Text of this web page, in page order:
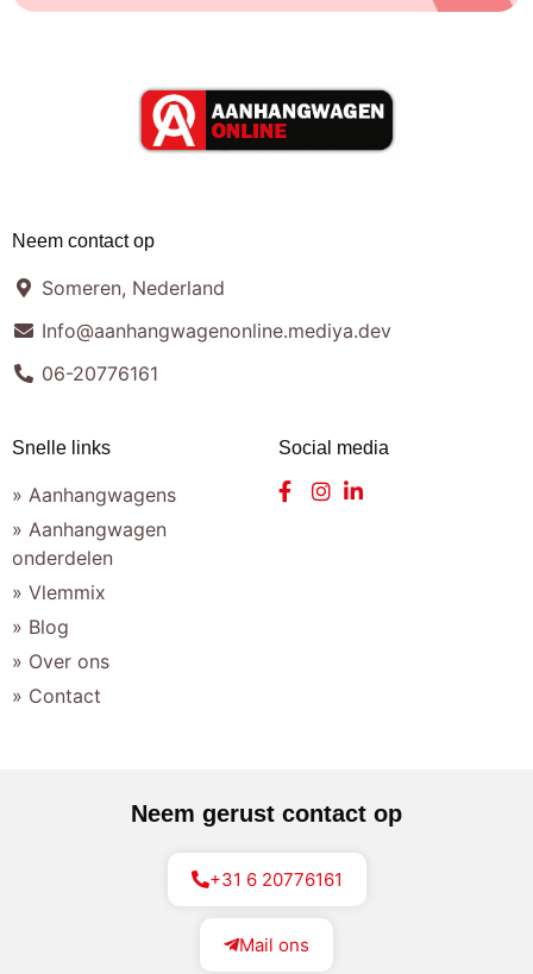
Neem contact op
Someren, Nederland
Info@aanhangwagenonline.mediya.dev
06-20776161
Snelle links
» Aanhangwagens
» Aanhangwagen
onderdelen
» Vlemmix
» Blog
» Over ons
» Contact
Social media
Neem gerust contact op
+31 6 20776161
Mail ons